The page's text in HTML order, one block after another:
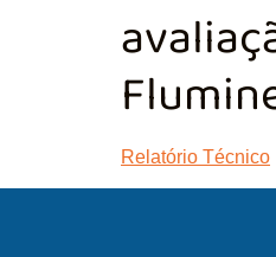
Relatório Técnico